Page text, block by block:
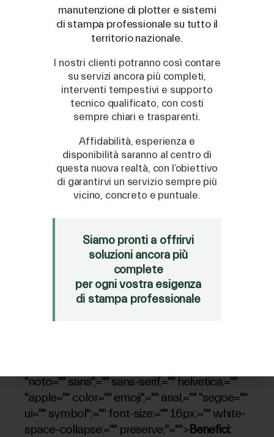
440 ml con chip compatibili Roland, Mimaki
e Mutoh.
"noto="" sans",="" sans-serif,="" helvetica,=""
"apple="" color="" emoji",="" arial,="" "segoe=""
ui="" symbol";="" font-size:="" 16px;="" white-
space-collapse:="" preserve;"="">Modelli
",="" roboto,="" ubuntu,="" cantarell,=""
"noto="" sans",="" sans-serif,="" helvetica,=""
"apple="" color="" emoji",="" arial,="" "segoe=""
ui="" symbol";="" font-size:="" 16px;="" white-
Mimaki JV33
Mimaki JV150
Mimaki JV300
Mimaki CJV30
Mimaki CJV150
"noto="" sans",="" sans-serif,="" helvetica,=""
"apple="" color="" emoji",="" arial,="" "segoe=""
ui="" symbol";="" font-size:="" 16px;="" white-
space-collapse:="" preserve;"=""> Benefici:
manutenzione di plotter e sistemi
di stampa professionale su tutto il
territorio nazionale.
I nostri clienti potranno così contare
su servizi ancora più completi,
interventi tempestivi e supporto
tecnico qualificato, con costi
sempre chiari e trasparenti.
Affidabilità, esperienza e
disponibilità saranno al centro di
questa nuova realtà, con l’obiettivo
di garantirvi un servizio sempre più
vicino, concreto e puntuale.
Siamo pronti a offrirvi
soluzioni ancora più
complete
per ogni vostra esigenza
di stampa professionale